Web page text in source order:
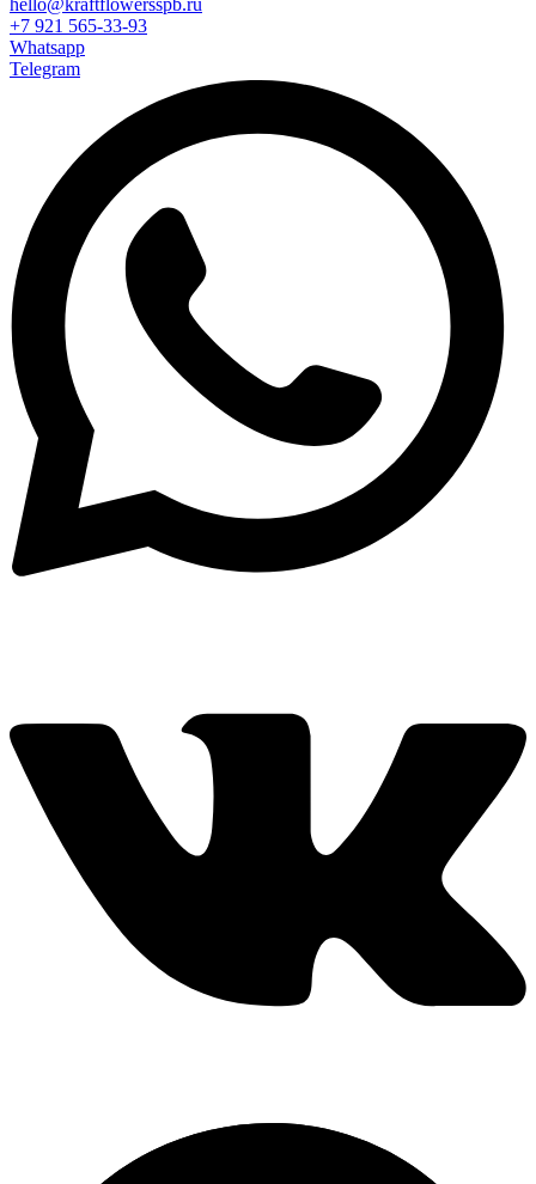
+7 921 565-33-93
Whatsapp
Telegram